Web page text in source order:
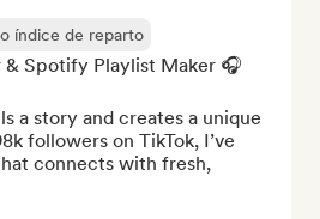
índice de reparto
Spotify Playlist Maker 🎧
a story and creates a unique
followers on TikTok, I’ve
connects with fresh,